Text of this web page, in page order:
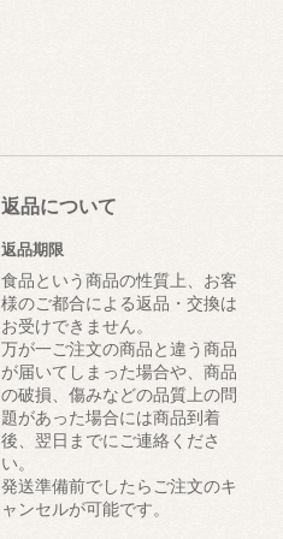
返品について
返品期限
食品という商品の性質上、お客
様のご都合による返品・交換は
お受けできません。
万が一ご注文の商品と違う商品
が届いてしまった場合や、商品
の破損、傷みなどの品質上の問
題があった場合には商品到着
後、翌日までにご連絡くださ
い。
発送準備前でしたらご注文のキ
ャンセルが可能です。